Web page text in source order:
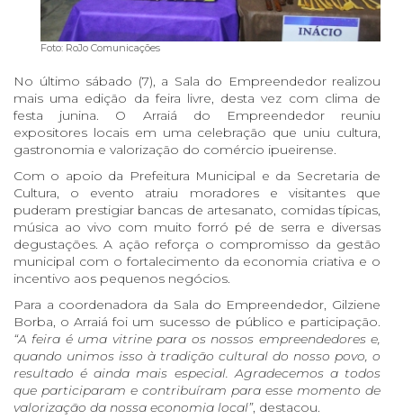
Foto: RoJo Comunicações
No último sábado (7), a Sala do Empreendedor realizou
mais uma edição da feira livre, desta vez com clima de
festa junina. O Arraiá do Empreendedor reuniu
expositores locais em uma celebração que uniu cultura,
gastronomia e valorização do comércio ipueirense.
Com o apoio da Prefeitura Municipal e da Secretaria de
Cultura, o evento atraiu moradores e visitantes que
puderam prestigiar bancas de artesanato, comidas típicas,
música ao vivo com muito forró pé de serra e diversas
degustações. A ação reforça o compromisso da gestão
municipal com o fortalecimento da economia criativa e o
incentivo aos pequenos negócios.
Para a coordenadora da Sala do Empreendedor, Gilziene
Borba, o Arraiá foi um sucesso de público e participação.
“A feira é uma vitrine para os nossos empreendedores e,
quando unimos isso à tradição cultural do nosso povo, o
resultado é ainda mais especial. Agradecemos a todos
que participaram e contribuíram para esse momento de
valorização da nossa economia local”, destacou.